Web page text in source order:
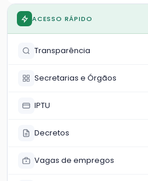
violência contra a mulher
ACESSO RÁPIDO
Transparência
Secretarias e Órgãos
IPTU
Decretos
Vagas de empregos